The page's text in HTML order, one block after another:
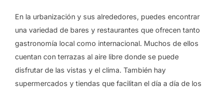
En la urbanización y sus alrededores, puedes encontrar
una variedad de bares y restaurantes que ofrecen tanto
gastronomía local como internacional. Muchos de ellos
cuentan con terrazas al aire libre donde se puede
disfrutar de las vistas y el clima. También hay
supermercados y tiendas que facilitan el día a día de los